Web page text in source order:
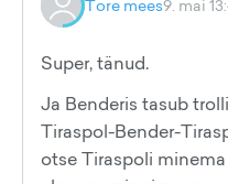
Tore mees9. mai
Super, tänud.
Ja Benderis tasub
Tiraspol-Bender-
otse Tiraspoli